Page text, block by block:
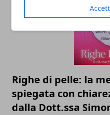
Righe di pelle: la
spiegata con
dalla Dott.ssa